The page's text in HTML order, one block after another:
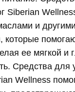
Siberian
и
которые
ее мягкой и
Средства для
Wellness